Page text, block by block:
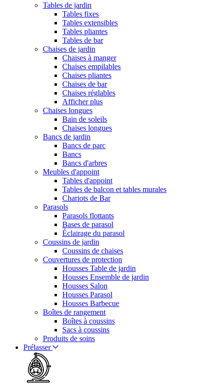
Tables de jardin
Tables fixes
Tables extensibles
Tables pliantes
Tables de bar
Chaises de jardin
Chaises à manger
Chaises empilables
Chaises pliantes
Chaises de bar
Chaises réglables
Afficher plus
Chaises longues
Bain de soleils
Chaises longues
Bancs de jardin
Bancs de parc
Bancs
Bancs d'arbres
Meubles d'appoint
Tables d'appoint
Tables de balcon et tables murales
Chariots de Bar
Parasols
Parasols flottants
Bases de parasol
Éclairage du parasol
Coussins de jardin
Coussins de chaises
Couvertures de protection
Housses Table de jardin
Housses Ensemble de jardin
Housses Salon
Housses Parasol
Housses Barbecue
Boîtes de rangement
Boîtes à coussins
Sacs à coussins
Produits de soins
Prélasser